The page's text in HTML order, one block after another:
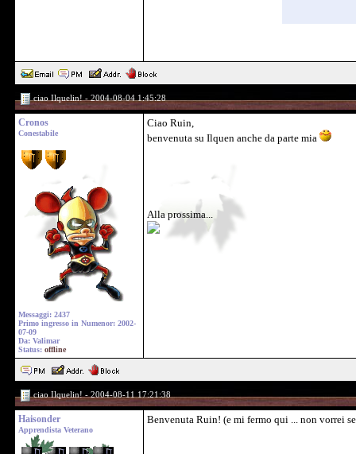
ciao Ilquelin! - 2004-08-04 1:45:28
Cronos
Conestabile
Messaggi: 2437
Primo ingresso in Numenor: 2002-
07-09
Da: Valimar
Status: offline
Ciao Ruin,
benvenuta su Ilquen anche da parte mia
Alla prossima...
ciao Ilquelin! - 2004-08-11 17:21:38
Haisonder
Apprendista Veterano
Benvenuta Ruin! (e mi fermo qui ... non vorrei